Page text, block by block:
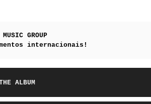
MUSIC GROUP
internacionais!
ALBUM